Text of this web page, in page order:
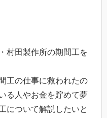
村田製作所の期間工を
工の仕事に救われたの
る人やお金を貯めて夢
について解説したいと